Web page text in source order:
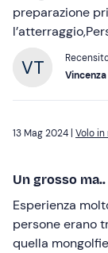
preparazione
Vincenza
13 Mag 2024 | Volo
Un grosso ma..
Esperienza
persone erano
quella